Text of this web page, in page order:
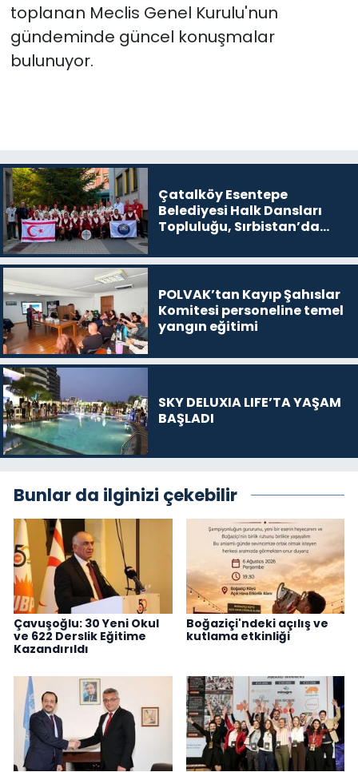
toplanan Meclis Genel Kurulu'nun
gündeminde güncel konuşmalar
bulunuyor.
Çatalköy Esentepe
Belediyesi Halk Dansları
Topluluğu, Sırbistan’da
POLVAK’tan Kayıp Şahıslar
Komitesi personeline temel
yangın eğitimi
SKY DELUXIA LIFE’TA YAŞAM
BAŞLADI
Bunlar da ilginizi çekebilir
Çavuşoğlu: 30 Yeni Okul
ve 622 Derslik Eğitime
Kazandırıldı
Boğaziçi'ndeki açılış ve
kutlama etkinliği
SAĞLIK
TÜRKiYE
Video Galeri
YAŞAM
Yazarlar